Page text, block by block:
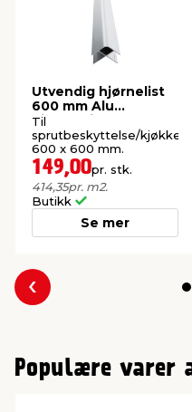
Utvendig hjørnelist
600 mm Alu
Kitchenline
Til
sprutbeskyttelse/
600 x 600 mm.
149,00pr. stk.
414,35pr. m2.
Butikk
Se mer
Forrige
Populære varer